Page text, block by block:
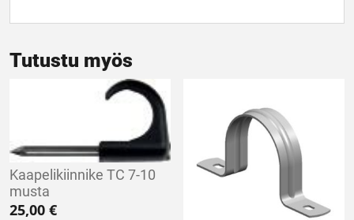
Tutustu myös
Kaapelikiinnike TC 7-10
musta
25,00 €